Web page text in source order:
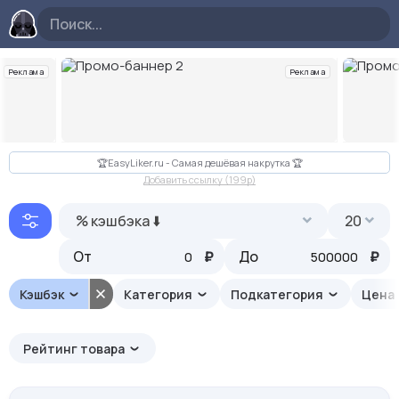
Реклама Реклама
Слайд 2 из 10
🏆EasyLiker.ru - Самая дешёвая накрутка 🏆
Добавить ссылку (199p)
% кэшбэка ⬇️
От
₽ До ₽
20
Категория Подкатегория Цена
Кэшбэк
Рейтинг товара